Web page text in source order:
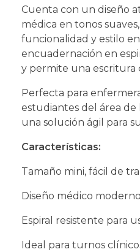
Cuenta con un diseño
médica en tonos
funcionalidad y estilo
encuadernación en
y permite una escritura
Perfecta para
estudiantes del área
una solución ágil para
Características:
Tamaño mini, fácil de
Diseño médico
Espiral resistente para
Ideal para turnos